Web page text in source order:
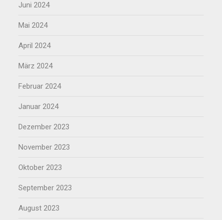
Juni 2024
Mai 2024
April 2024
März 2024
Februar 2024
Januar 2024
Dezember 2023
November 2023
Oktober 2023
September 2023
August 2023